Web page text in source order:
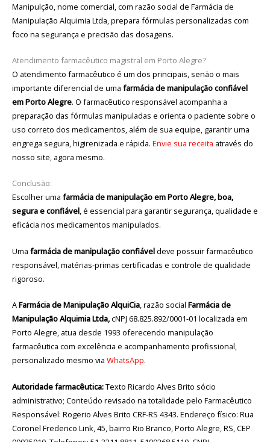
Manipulção, nome comercial, com razão social de Farmácia de
Manipulação Alquimia Ltda, prepara fórmulas personalizadas com
foco na segurança e precisão das dosagens.
Atendimento farmacêutico magistral em Porto Alegre?
O atendimento farmacêutico é um dos principais, senão o mais
importante diferencial de uma farmácia de manipulação confiável
em Porto Alegre. O farmacêutico responsável acompanha a
preparação das fórmulas manipuladas e orienta o paciente sobre o
uso correto dos medicamentos, além de sua equipe, garantir uma
engrega segura, higirenizada e rápida. Envie sua receita através do
nosso site, agora mesmo.
Conclusão:
Escolher uma farmácia de manipulação em Porto Alegre, boa,
segura e confiável, é essencial para garantir segurança, qualidade e
eficácia nos medicamentos manipulados.
Uma farmácia de manipulação confiáveldeve possuir farmacêutico
responsável, matérias-primas certificadas e controle de qualidade
rigoroso.
AFarmácia de Manipulação AlquiCia, razão social Farmácia de
Manipulação Alquimia Ltda,cNPJ 68.825.892/0001-01 localizada em
Porto Alegre, atua desde 1993 oferecendo manipulação
farmacêutica com excelência e acompanhamento profissional,
personalizado mesmo via WhatsApp.
Autoridade farmacêutica:Texto Ricardo Alves Brito sócio
administrativo; Conteúdo revisado na totalidade pelo Farmacêutico
Responsável: Rogerio Alves Brito CRF-RS 4343. Endereço físico: Rua
Coronel Frederico Link, 45, bairro Rio Branco, Porto Alegre, RS, CEP